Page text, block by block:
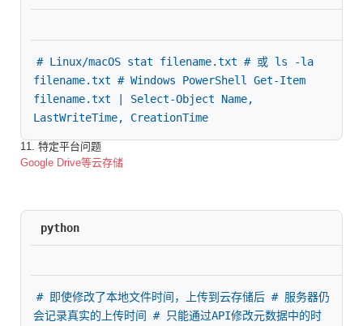
# Linux/macOS stat filename.txt # 或 ls -la
filename.txt # Windows PowerShell Get-Item
filename.txt | Select-Object Name,
LastWriteTime, CreationTime
11. 特定平台问题
Google Drive等云存储
python
# 即使修改了本地文件时间，上传到云存储后 # 服务器仍
会记录真实的上传时间 # 只能通过API修改元数据中的时